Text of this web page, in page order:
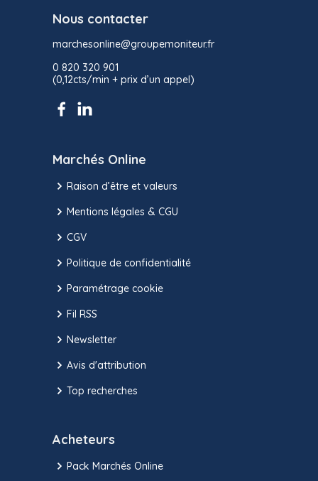
Nous contacter
marchesonline@groupemoniteur.fr
0 820 320 901
(0,12cts/min + prix d’un appel)
Marchés Online
Raison d’être et valeurs
Mentions légales & CGU
CGV
Politique de confidentialité
Paramétrage cookie
Fil RSS
Newsletter
Avis d'attribution
Top recherches
Acheteurs
Pack Marchés Online